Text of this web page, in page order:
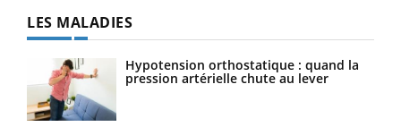
LES MALADIES
Hypotension orthostatique : quand la
pression artérielle chute au lever